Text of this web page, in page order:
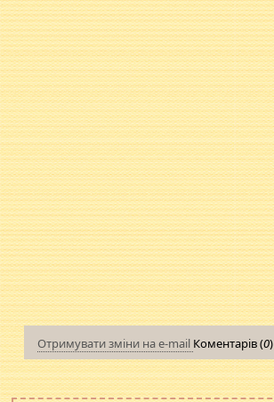
Отримувати зміни на e-mail Коментарів (0)